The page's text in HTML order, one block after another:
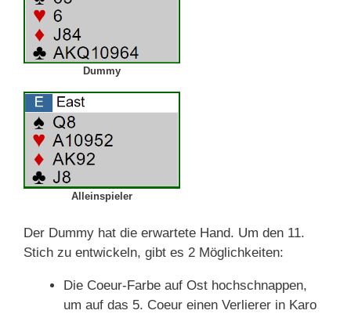
Dummy
Alleinspieler
Der Dummy hat die erwartete Hand. Um den 11.
Stich zu entwickeln, gibt es 2 Möglichkeiten:
Die Coeur-Farbe auf Ost hochschnappen,
um auf das 5. Coeur einen Verlierer in Karo